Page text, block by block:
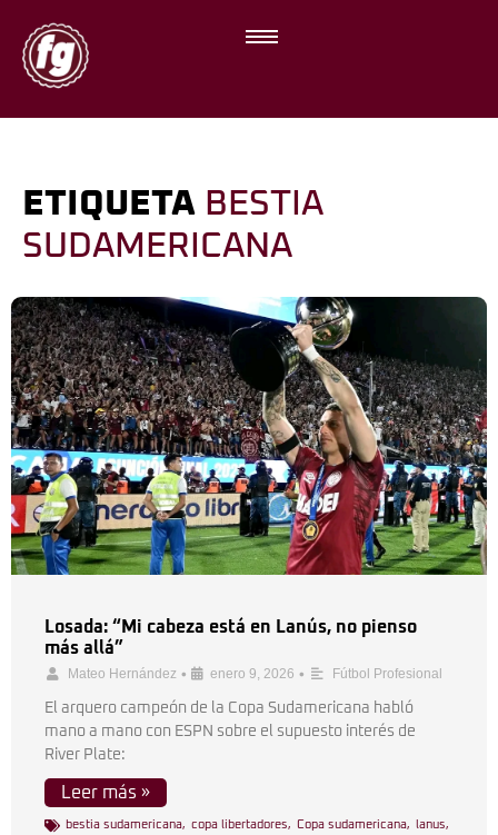
ETIQUETA BESTIA
SUDAMERICANA
Losada: “Mi cabeza está en Lanús, no pienso
más allá”
Mateo Hernández • enero 9, 2026 • Fútbol Profesional
El arquero campeón de la Copa Sudamericana habló
mano a mano con ESPN sobre el supuesto interés de
River Plate:
Leer más »
bestia sudamericana, copa libertadores, Copa sudamericana, lanus,